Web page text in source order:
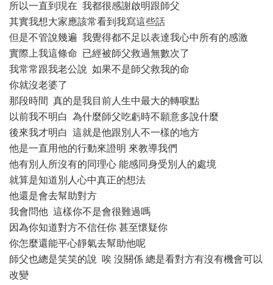
所以一直到現在 我都很感謝啟明跟師父
其實我想大家應該常看到我寫這些話
但是不管說幾遍 我覺得都不足以表達我心中所有的感激
實際上我這條命 已經被師父救過無數次了
我常常跟我老公說 如果不是師父救我的命
你就沒老婆了
那段時間 真的是我目前人生中最大的轉唳點
以前我不明白 為什麼師父吃虧時不願意多說什麼
後來我才明白 這就是他跟別人不一樣的地方
他是一直用他的行動來證明 來教導我們
他有別人所沒有的同理心 能感同身受別人的處境
就算是知道別人心中真正的想法
他還是會去幫助對方
我會問他 這樣你不是會很難過嗎
因為你知道對方不信任你 甚至懷疑你
你怎麼還能平心靜氣去幫助他呢
師父也總是笑笑的說 唉 沒關係 總是看對方有沒有機會可以
改變